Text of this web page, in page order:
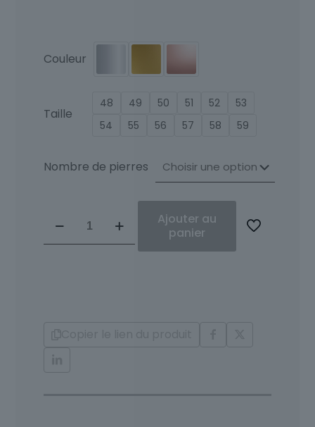
Couleur
Taille
48 49 50 51 52
53
54
55 56 57 58 59
Nombre de pierres
Solitaire
Ajouter au
panier